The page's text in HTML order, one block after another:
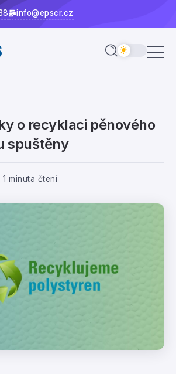
info@epscr.cz
o recyklaci pěnového
spuštěny
1 minuta čtení